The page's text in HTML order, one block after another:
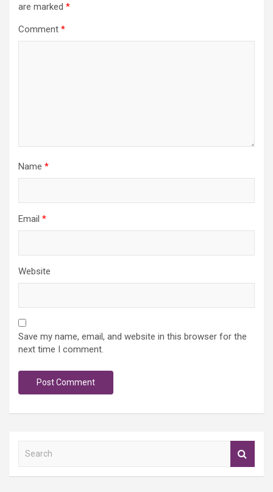
are marked *
Comment *
Name *
Email *
Website
Save my name, email, and website in this browser for the
next time I comment.